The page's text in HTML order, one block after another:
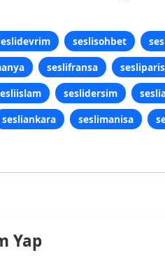
seslisohbet
seslifransa sesliparis
seslidersim
sesliankara seslimanisa
Yap